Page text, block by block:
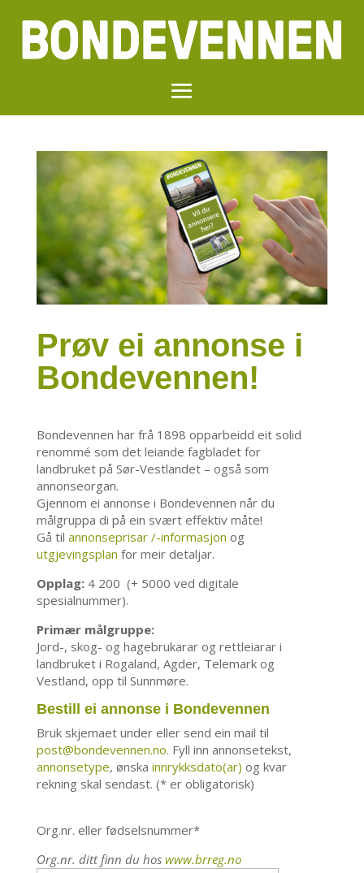
Prøv ei annonse i
Bondevennen!
Bondevennen har frå 1898 opparbeidd eit solid
renommé som det leiande fagbladet for
landbruket på Sør-Vestlandet – også som
annonseorgan.
Gjennom ei annonse i Bondevennen når du
målgruppa di på ein svært effektiv måte!
Gå til annonseprisar /-informasjon og
utgjevingsplan for meir detaljar.
Opplag:4 200 (+ 5000 ved digitale
spesialnummer).
Primær målgruppe:
Jord-, skog- og hagebrukarar og rettleiarar i
landbruket i Rogaland, Agder, Telemark og
Vestland, opp til Sunnmøre.
Bestill ei annonse i Bondevennen
Bruk skjemaet under eller send ein mail til
post@bondevennen.no. Fyll inn annonsetekst,
annonsetype, ønska innrykksdato(ar) og kvar
rekning skal sendast. (* er obligatorisk)
Org.nr. eller fødselsnummer*
Org.nr. ditt finn du hos www.brreg.no